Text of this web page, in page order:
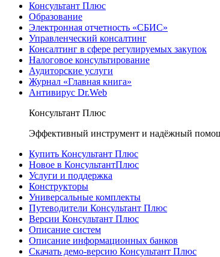
Консультант Плюс
Образование
Электронная отчетность «СБИС»
Управленческий консалтинг
Консалтинг в сфере регулируемых закупок
Налоговое консультирование
Аудиторские услуги
Журнал «Главная книга»
Антивирус Dr.Web
Консультант Плюс
Эффективный инструмент и надёжный
Купить Консультант Плюс
Новое в КонсультантПлюс
Услуги и поддержка
Конструкторы
Универсальные комплекты
Путеводители Консультант Плюс
Версии Консультант Плюс
Описание систем
Описание информационных банков
Скачать демо-версию Консультант Плюс